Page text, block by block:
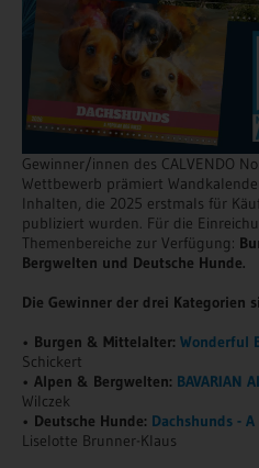
Gewinner/innen des CALVENDO
Wettbewerb prämiert
Inhalten, die 2025 erstmals für
publiziert wurden. Für die
Themenbereiche zur Verfügung:
Bergwelten und Deutsche Hunde.
Die Gewinner der drei Kategorien
• Burgen & Mittelalter: Wonderful
Schickert
• Alpen & Bergwelten: BAVARIAN
Wilczek
• Deutsche Hunde: Dachshunds -
Liselotte Brunner-Klaus